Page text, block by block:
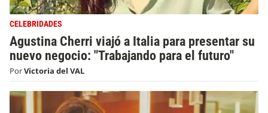
CELEBRIDADES
Agustina Cherri viajó a Italia para presentar su
nuevo negocio: "Trabajando para el futuro"
PorVictoria del VAL